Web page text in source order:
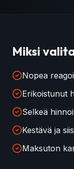
Miksi
Nopea
Erikoistunut
Selkeä
Kestävä ja
Maksuton